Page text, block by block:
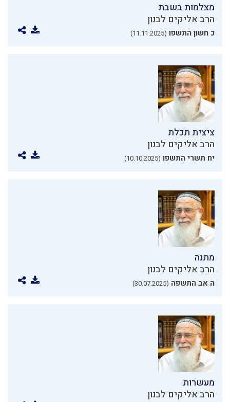
מצלמות בשבת
הרב אליקים לבנון
כ חשון התשפו (11.11.2025)
ציצית תכלת
הרב אליקים לבנון
יח תשרי התשפו (10.10.2025)
מתנה
הרב אליקים לבנון
ה אב התשפה (30.07.2025)
מעשרות
הרב אליקים לבנון